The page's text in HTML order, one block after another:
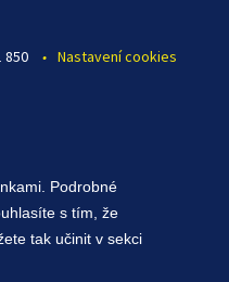
850 • Nastavení cookies
Podrobné
s tím, že
tak učinit v sekci